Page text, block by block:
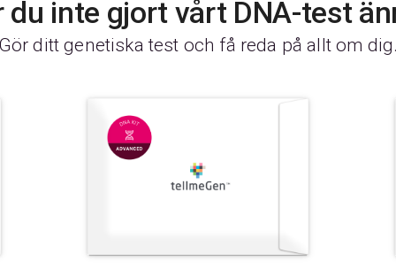
du inte gjort vårt DNA-test
ditt genetiska test och få reda på allt om dig.